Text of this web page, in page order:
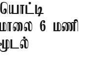
மாலை 6 மணி